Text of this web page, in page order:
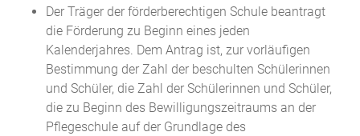
Der Träger der förderberechtigen Schule beantragt
die Förderung zu Beginn eines jeden
Kalenderjahres. Dem Antrag ist, zur vorläufigen
Bestimmung der Zahl der beschulten Schülerinnen
und Schüler, die Zahl der Schülerinnen und Schüler,
die zu Beginn des Bewilligungszeitraums an der
Pflegeschule auf der Grundlage des